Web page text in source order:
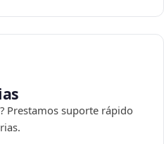
Prestamos suporte rápido